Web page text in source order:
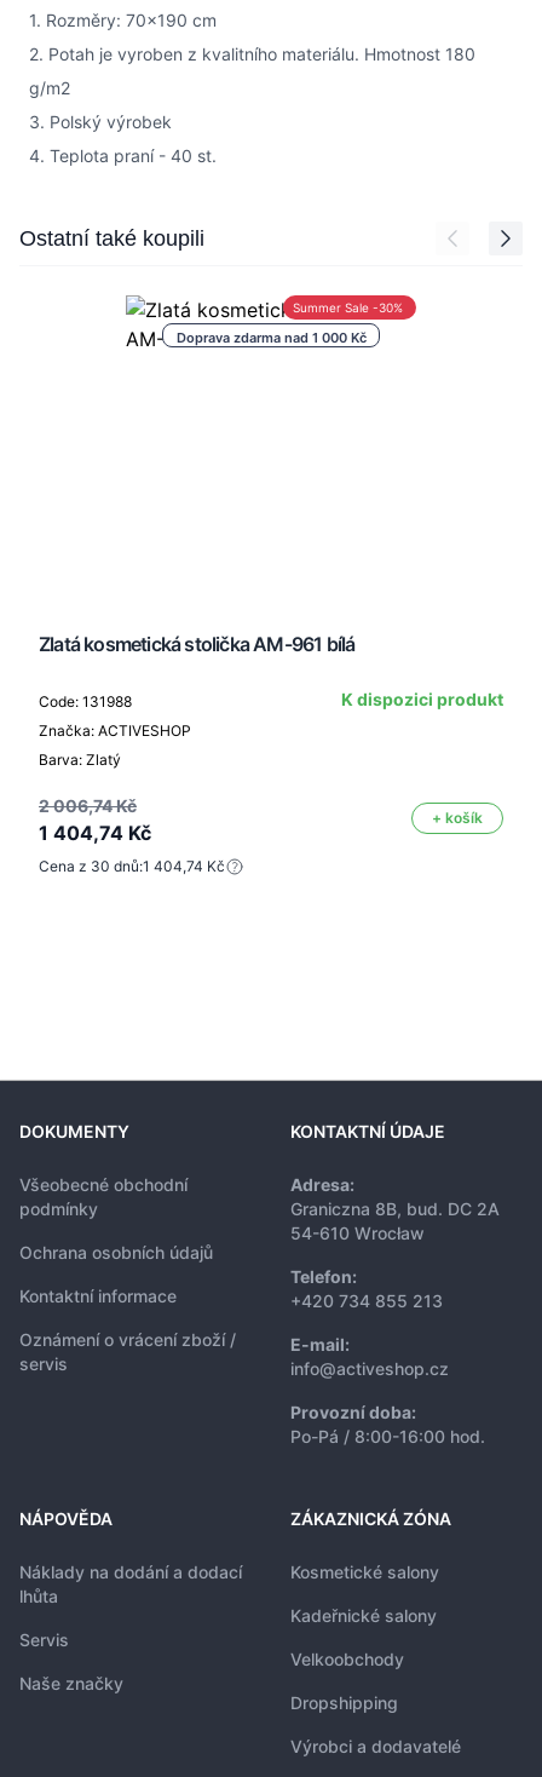
1. Rozměry: 70x190 cm
2. Potah je vyroben z kvalitního materiálu. Hmotnost 180
g/m2
3. Polský výrobek
4. Teplota praní - 40 st.
Press to skip carousel
Ostatní také koupili
Doprava zdarma nad 1 000 Kč
Summer Sale -30%
Zlatá kosmetická stolička AM-961 bílá
Code: 131988
Značka: ACTIVESHOP
Barva: Zlatý
K dispozici produkt
2 006,74 Kč
1 404,74 Kč
+ košík
Cena z 30 dnů:1 404,74 Kč
DOKUMENTY
Všeobecné obchodní
podmínky
Ochrana osobních údajů
Kontaktní informace
Oznámení o vrácení zboží /
servis
KONTAKTNÍ ÚDAJE
Adresa:
Graniczna 8B, bud. DC 2A
54-610 Wrocław
Telefon:
+420 734 855 213
E-mail:
info@activeshop.cz
Provozní doba:
Po-Pá / 8:00-16:00 hod.
NÁPOVĚDA
Náklady na dodání a dodací
lhůta
Servis
Naše značky
ZÁKAZNICKÁ ZÓNA
Kosmetické salony
Kadeřnické salony
Velkoobchody
Dropshipping
Výrobci a dodavatelé